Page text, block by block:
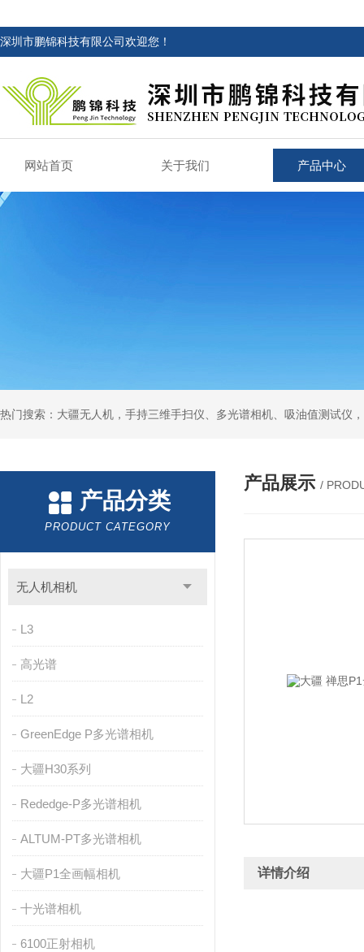
深圳市鹏锦科技有限公司欢迎您！
网站首页 关于我们 产品中心
热门搜索：大疆无人机，手持三维手扫仪、多光谱相机、吸油值测试仪
产品分类
PRODUCT CATEGORY
无人机相机
L3
高光谱
L2
GreenEdge P多光谱相机
大疆H30系列
Rededge-P多光谱相机
ALTUM-PT多光谱相机
大疆P1全画幅相机
十光谱相机
6100正射相机
产品展示 /
详情介绍